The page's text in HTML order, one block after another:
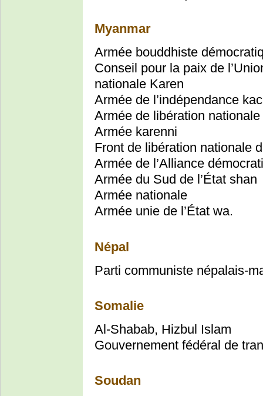
Myanmar
Armée bouddhiste
Conseil pour la paix de
nationale Karen
Armée de l’indépendance
Armée de libération
Armée karenni
Front de libération nationale
Armée de l’Alliance
Armée du Sud de l’État shan
Armée nationale
Armée unie de l’État wa.
Népal
Parti communiste népalais-
Somalie
Al-Shabab, Hizbul Islam
Gouvernement fédéral de
Soudan